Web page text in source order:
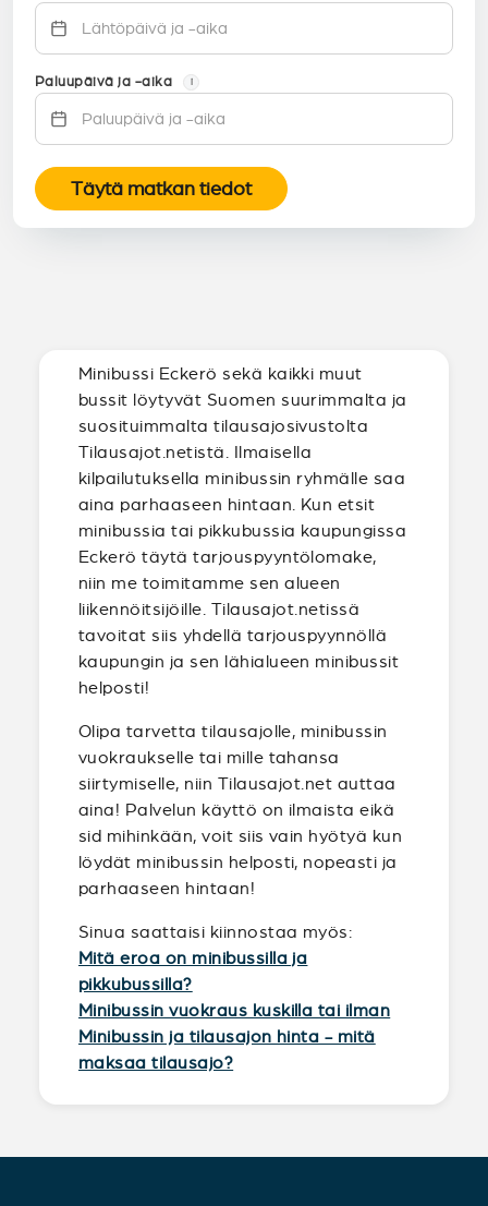
Paluupäivä ja -aika i
Täytä matkan tiedot
Minibussi Eckerö sekä kaikki muut
bussit löytyvät Suomen suurimmalta ja
suosituimmalta tilausajosivustolta
Tilausajot.netistä. Ilmaisella
kilpailutuksella minibussin ryhmälle saa
aina parhaaseen hintaan. Kun etsit
minibussia tai pikkubussia kaupungissa
Eckerö täytä tarjouspyyntölomake,
niin me toimitamme sen alueen
liikennöitsijöille. Tilausajot.netissä
tavoitat siis yhdellä tarjouspyynnöllä
kaupungin ja sen lähialueen minibussit
helposti!
Olipa tarvetta tilausajolle, minibussin
vuokraukselle tai mille tahansa
siirtymiselle, niin Tilausajot.net auttaa
aina! Palvelun käyttö on ilmaista eikä
sid mihinkään, voit siis vain hyötyä kun
löydät minibussin helposti, nopeasti ja
parhaaseen hintaan!
Sinua saattaisi kiinnostaa myös:
Mitä eroa on minibussilla ja
pikkubussilla?
Minibussin vuokraus kuskilla tai ilman
Minibussin ja tilausajon hinta - mitä
maksaa tilausajo?